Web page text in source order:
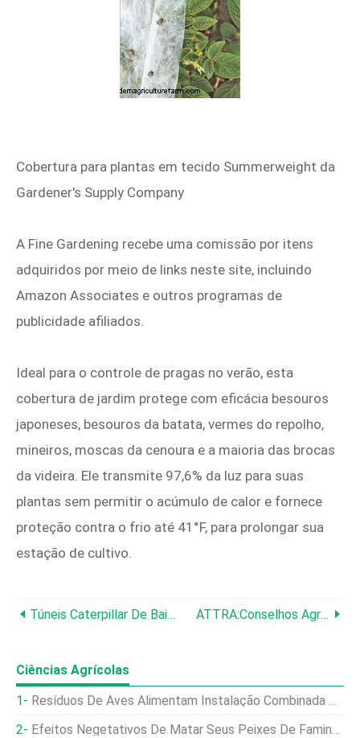
Cobertura para plantas em tecido Summerweight da
Gardener's Supply Company
A Fine Gardening recebe uma comissão por itens
adquiridos por meio de links neste site, incluindo
Amazon Associates e outros programas de
publicidade afiliados.
Ideal para o controle de pragas no verão, esta
cobertura de jardim protege com eficácia besouros
japoneses, besouros da batata, vermes do repolho,
mineiros, moscas da cenoura e a maioria das brocas
da videira. Ele transmite 97,6% da luz para suas
plantas sem permitir o acúmulo de calor e fornece
proteção contra o frio até 41°F, para prolongar sua
estação de cultivo.
Túneis Caterpillar De Baixo Custo:uma Solução Comprovada E Versátil Para Extensão De Temporada ATTRA:Conselhos Agrícolas Confiáveis E Práticas Sustentáveis
Ciências Agrícolas
Resíduos De Aves Alimentam Instalação Combinada De Biofertilizante-Biogás
Efeitos Negetativos De Matar Seus Peixes De Faminto